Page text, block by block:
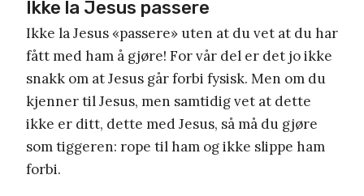
Ikke la Jesus passere
Ikke la Jesus «passere» uten at du vet at du har
fått med ham å gjøre! For vår del er det jo ikke
snakk om at Jesus går forbi fysisk. Men om du
kjenner til Jesus, men samtidig vet at dette
ikke er ditt, dette med Jesus, så må du gjøre
som tiggeren: rope til ham og ikke slippe ham
forbi.